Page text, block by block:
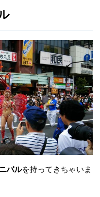
バルを持ってきちゃいま